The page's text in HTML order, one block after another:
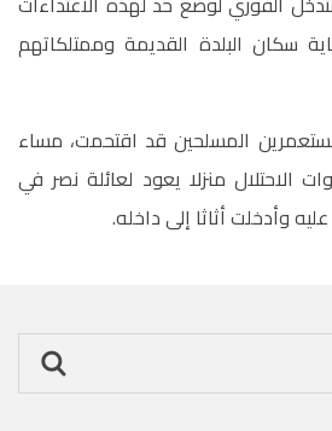
سكان البلدة القديمة وممتلكاتهم
المسلحين قد اقتحمت، مساء
الاحتلال منزلا يعود لعائلة نصر في
وأدخلت أثاثا إلى داخله.